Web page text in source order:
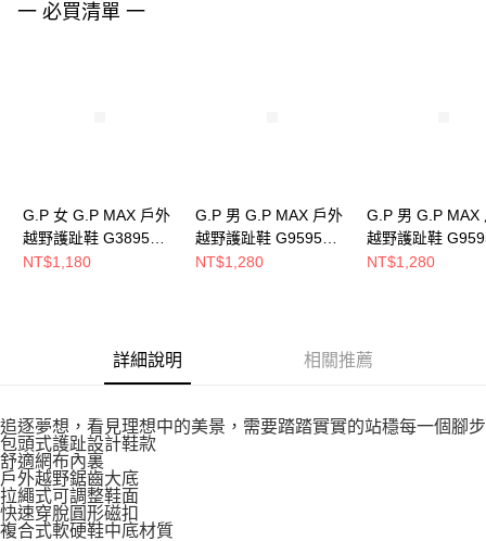
４．使用「AFTEE先享後付」時，將依據個別帳號之用戶狀況，依本公司即
一 必買清單 一
G.P 女 G.P MAX 戶外
越野護趾鞋 G3895W-
35
NT$1,180
G.P 男 G.P MAX 戶外
越野護趾鞋 G9595M-
30
NT$1,280
G.P 男 G.P MAX
越野護趾鞋
10
NT$1,280
詳細說明 相關推薦
追逐夢想，看見理想中的美景，需要踏踏實實的站穩每一個腳步
包頭式護趾設計鞋款
舒適網布內裏
戶外越野鋸齒大底
拉繩式可調整鞋面
快速穿脫圓形磁扣
複合式軟硬鞋中底材質